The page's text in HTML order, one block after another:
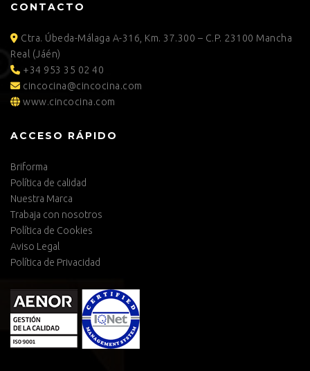
CONTACTO
Ctra. Úbeda-Málaga A-316, Km. 37.300 – C.P. 23100 Mancha
Real (Jáén)
+34 953 35 02 40
cincocina@cincocina.com
www.cincocina.com
ACCESO RÁPIDO
Briforma
Política de calidad
Nuestra Marca
Trabaja con nosotros
Política de Cookies
Aviso Legal
Política de Privacidad